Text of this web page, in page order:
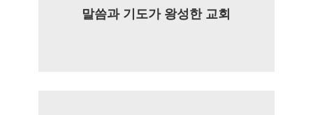
말씀과 기도가 왕성한 교회